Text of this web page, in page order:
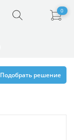
0
Подобрать решение